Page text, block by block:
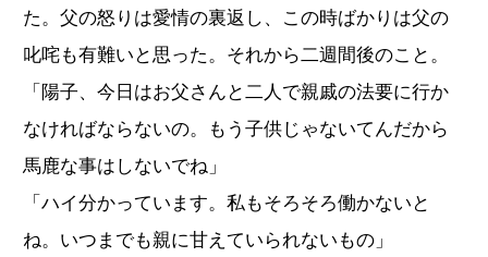
た。父の怒りは愛情の裏返し、この時ばかりは父の
叱咤も有難いと思った。それから二週間後のこと。
「陽子、今日はお父さんと二人で親戚の法要に行か
なければならないの。もう子供じゃないてんだから
馬鹿な事はしないでね」
「ハイ分かっています。私もそろそろ働かないと
ね。いつまでも親に甘えていられないもの」